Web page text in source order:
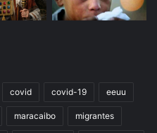
covid covid-19 eeuu
maracaibo migrantes